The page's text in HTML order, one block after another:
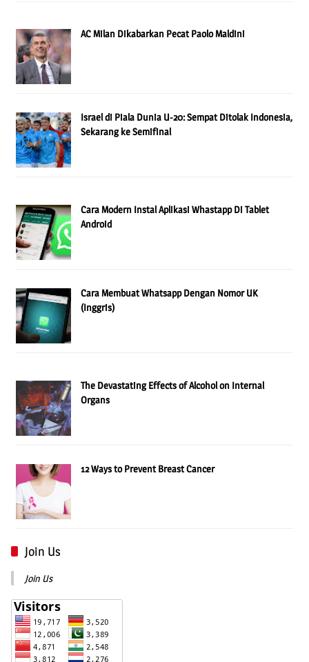
AC Milan Dikabarkan Pecat Paolo Maldini
Israel di Piala Dunia U-20: Sempat Ditolak Indonesia,
Sekarang ke Semifinal
Cara Modern Instal Aplikasi Whastapp Di Tablet
Android
Cara Membuat Whatsapp Dengan Nomor UK
(Inggris)
The Devastating Effects of Alcohol on Internal
Organs
12 Ways to Prevent Breast Cancer
Join Us
Join Us